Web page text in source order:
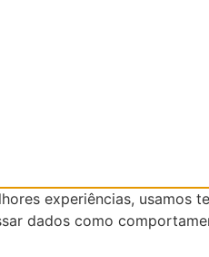
experiências, usamos
dados como